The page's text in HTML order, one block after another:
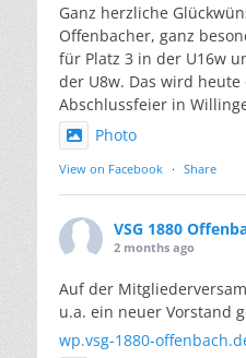
Ganz herzliche
Offenbacher, ganz
für Platz 3 in der U16w
der U8w. Das wird
Abschlussfeier in
Photo
View on Facebook · Share
VSG 1880
2 months ago
Auf der
u.a. ein neuer Vorstand
wp.vsg-1880-